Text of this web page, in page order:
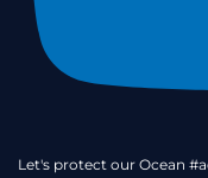
Let's protect our Ocean